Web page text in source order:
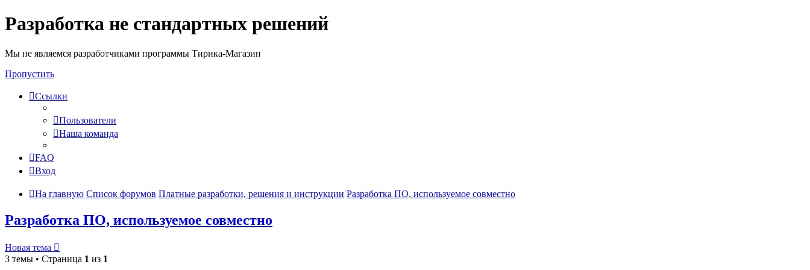
Разработка не стандартных решений
Мы не являемся разработчиками программы Тирика-Магазин
Пропустить
Ссылки
Пользователи
Наша команда
FAQ
Вход
На главную Список форумов Платные разработки, решения и инструкции Разработка ПО, используемое совместно
Разработка ПО, используемое совместно
Новая тема
3 темы • Страница 1 из 1